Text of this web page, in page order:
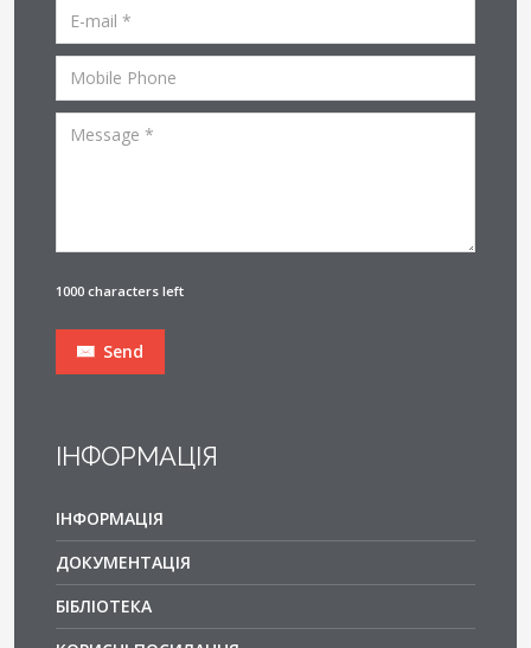
1000 characters left
Send
ІНФОРМАЦІЯ
ІНФОРМАЦІЯ
ДОКУМЕНТАЦІЯ
БІБЛІОТЕКА